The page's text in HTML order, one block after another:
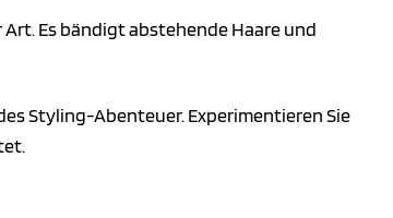
Es bändigt abstehende Haare und
Styling-Abenteuer. Experimentieren Sie